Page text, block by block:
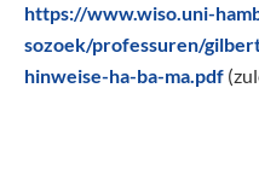
https://www.wiso.uni-
sozoek/professuren/
hinweise-ha-ba-ma.pdf